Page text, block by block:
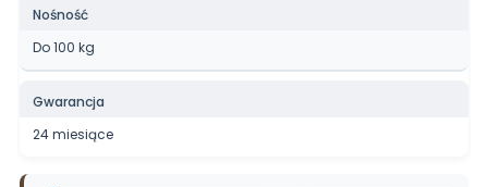
Nośność
Do 100 kg
Gwarancja
24 miesiące